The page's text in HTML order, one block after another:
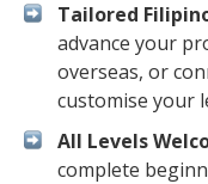
Tailored
advance your
overseas, or
customise your
All Levels
complete